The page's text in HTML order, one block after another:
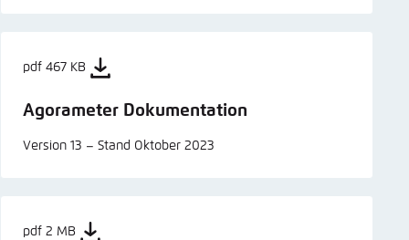
pdf 467 KB
Agorameter Dokumentation
Version 13 – Stand Oktober 2023
pdf 2 MB